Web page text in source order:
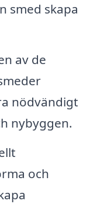
smed skapa
av de
nödvändigt
nybyggen.
och